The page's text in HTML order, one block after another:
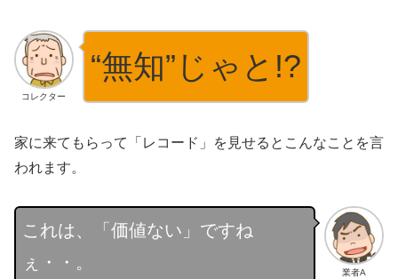
コレクター
“無知”じゃと!?
家に来てもらって「レコード」を見せるとこんなことを言
われます。
業者A
これは、「価値ない」ですね
ぇ・・。